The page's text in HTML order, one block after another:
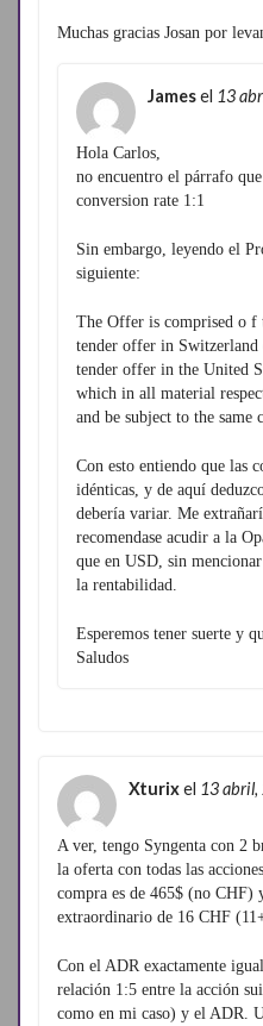
Muchas gracias Josan por
Jamesel 13
Hola Carlos,
no encuentro el párrafo
conversion rate 1:1
Sin embargo, leyendo el
siguiente:
The Offer is comprised o f
tender offer in
tender offer in the United
which in all material
and be subject to the same
Con esto entiendo que las
idénticas, y de aquí
debería variar. Me
recomendase acudir a la
que en USD, sin
la rentabilidad.
Esperemos tener suerte y
Saludos
Xturixel 13
A ver, tengo Syngenta con 2
la oferta con todas las
compra es de 465$ (no CHF)
extraordinario de 16 CHF
Con el ADR exactamente
relación 1:5 entre la acción
como en mi caso) y el ADR.